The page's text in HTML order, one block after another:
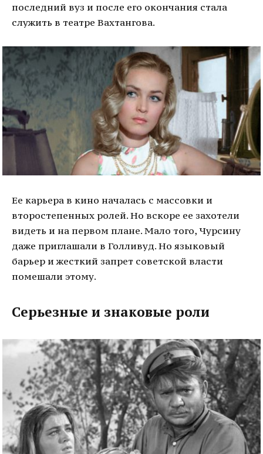
последний вуз и после его окончания стала
служить в театре Вахтангова.
Ее карьера в кино началась с массовки и
второстепенных ролей. Но вскоре ее захотели
видеть и на первом плане. Мало того, Чурсину
даже приглашали в Голливуд. Но языковый
барьер и жесткий запрет советской власти
помешали этому.
Серьезные и знаковые роли